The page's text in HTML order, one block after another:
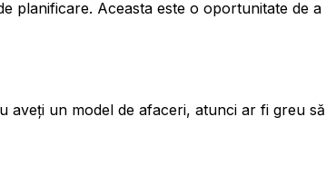
planificare. Aceasta este o oportunitate de a
aveți un model de afaceri, atunci ar fi greu să